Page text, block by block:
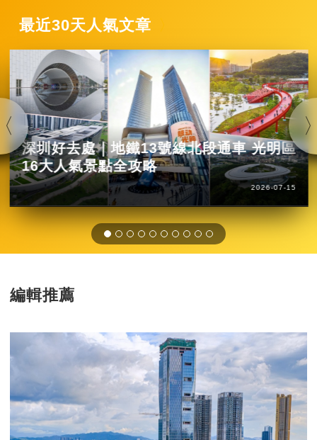
最近30天人氣文章
深圳好去處｜地鐵13號線北段通車 光明區
16大人氣景點全攻略
2026-07-15
編輯推薦